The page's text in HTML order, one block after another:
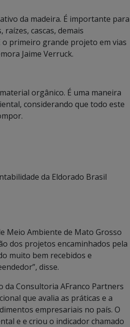
da madeira. É importante para
cascas, demais
primeiro grande projeto em vias
Jaime Verruck.
orgânico. É uma maneira
considerando que todo este
da Eldorado Brasil
Meio Ambiente de Mato Grosso
dos projetos encaminhados pela
muito bem recebidos e
disse.
da Consultoria AFranco Partners
que avalia as práticas e a
empresariais no país. O
e e criou o indicador chamado